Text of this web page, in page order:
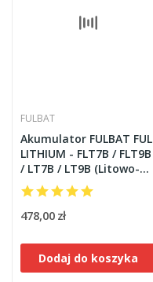
FULBAT
Akumulator FULBAT FUL
LITHIUM - FLT7B / FLT9B
/ LT7B / LT9B (Litowo-
żelazowo-fosforanowy)
478,00 zł
Dodaj do koszyka